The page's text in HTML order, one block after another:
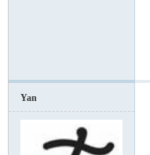
Yan